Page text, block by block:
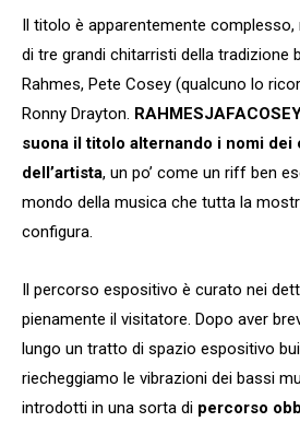
Il titolo è apparentemente
di tre grandi chitarristi della tradizione
Rahmes, Pete Cosey (qualcuno lo
Ronny Drayton.
suona il titolo alternando i nomi dei
dell’artista, un po’ come un riff ben
mondo della musica che tutta la
configura.
Il percorso espositivo è curato nei
pienamente il visitatore. Dopo aver
lungo un tratto di spazio espositivo
riecheggiamo le vibrazioni dei bassi
introdotti in una sorta di percorso